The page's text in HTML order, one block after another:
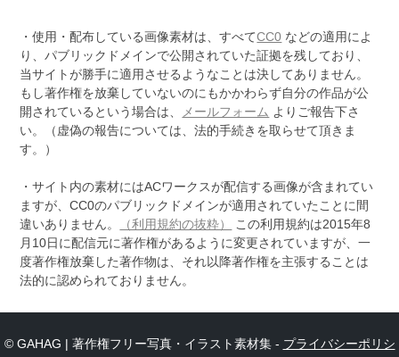
・使用・配布している画像素材は、すべてCC0 などの適用によ
り、パブリックドメインで公開されていた証拠を残しており、
当サイトが勝手に適用させるようなことは決してありません。
もし著作権を放棄していないのにもかかわらず自分の作品が公
開されているという場合は、
メールフォーム よりご報告下さ
い。（虚偽の報告については、法的手続きを取らせて頂きま
す。）
・サイト内の素材にはACワークスが配信する画像が含まれてい
ますが、CC0のパブリックドメインが適用されていたことに間
違いありません。
（利用規約の抜粋）
この利用規約は2015年8
月10日に配信元に著作権があるように変更されていますが、一
度著作権放棄した著作物は、それ以降著作権を主張することは
法的に認められておりません。
© GAHAG | 著作権フリー写真・イラスト素材集 - プライバシーポリシ